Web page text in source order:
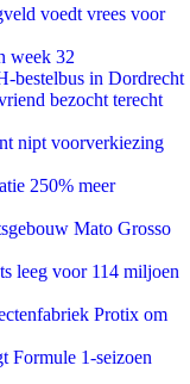
voedt vrees voor
week 32
bestelbus in Dordrecht
bezocht terecht
nipt voorverkiezing
250% meer
Mato Grosso
leeg voor 114 miljoen
Protix om
Formule 1-seizoen